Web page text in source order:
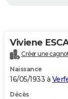
Alimentation
Guide de la santé
Maladies
Médicaments
Sommeil
VOYAGE
Destinations
City break
Voyage nature
Voyage de noces
Forum
Climat
+PHOTO
GUIDES D'ACHAT
Viviene
Créer une
Naissance
16/05/1933 à
Décès